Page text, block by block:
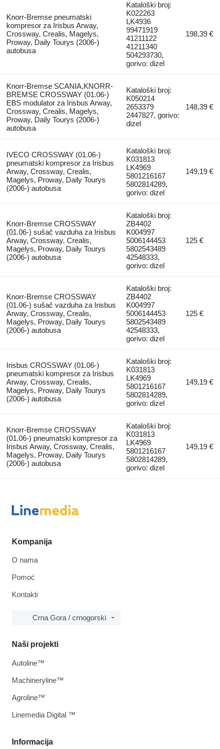
Knorr-Bremse pneumatski
kompresor za Irisbus Arway,
Crossway, Crealis, Magelys,
Proway, Daily Tourys (2006-)
autobusa
Kataloški broj:
K022263
LK4936
99471919
41211122
41211340
504293730,
gorivo: dizel
198,39 €
Knorr-Bremse SCANIA,KNORR-
BREMSE CROSSWAY (01.06-)
EBS modulator za Irisbus Arway,
Crossway, Crealis, Magelys,
Proway, Daily Tourys (2006-)
autobusa
Kataloški broj:
K050214
2653379
2447827, gorivo:
dizel
148,39 €
IVECO CROSSWAY (01.06-)
pneumatski kompresor za Irisbus
Arway, Crossway, Crealis,
Magelys, Proway, Daily Tourys
(2006-) autobusa
Kataloški broj:
K031813
LK4969
5801216167
5802814289,
gorivo: dizel
149,19 €
Knorr-Bremse CROSSWAY
(01.06-) sušač vazduha za Irisbus
Arway, Crossway, Crealis,
Magelys, Proway, Daily Tourys
(2006-) autobusa
Kataloški broj:
ZB4402
K004997
5006144453
5802543489
42548333,
gorivo: dizel
125 €
Knorr-Bremse CROSSWAY
(01.06-) sušač vazduha za Irisbus
Arway, Crossway, Crealis,
Magelys, Proway, Daily Tourys
(2006-) autobusa
Kataloški broj:
ZB4402
K004997
5006144453
5802543489
42548333,
gorivo: dizel
125 €
Irisbus CROSSWAY (01.06-)
pneumatski kompresor za Irisbus
Arway, Crossway, Crealis,
Magelys, Proway, Daily Tourys
(2006-) autobusa
Kataloški broj:
K031813
LK4969
5801216167
5802814289,
gorivo: dizel
149,19 €
Knorr-Bremse CROSSWAY
(01.06-) pneumatski kompresor za
Irisbus Arway, Crossway, Crealis,
Magelys, Proway, Daily Tourys
(2006-) autobusa
Kataloški broj:
K031813
LK4969
5801216167
5802814289,
gorivo: dizel
149,19 €
Kompanija
O nama
Pomoć
Kontakti
Crna Gora / crnogorski
Informacija
Naši projekti
Autoline™
Machineryline™
Agroline™
Linemedia Digital ™